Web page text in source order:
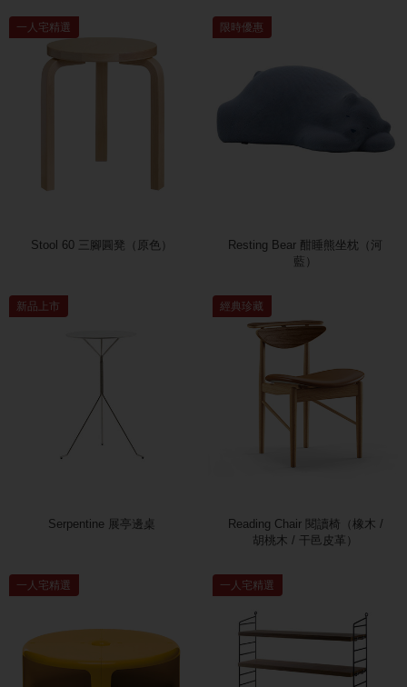
一人宅精選
Stool 60 三腳圓凳（原色）
限時優惠
Resting Bear 酣睡熊坐枕（河
藍）
新品上市
Serpentine 展亭邊桌
經典珍藏
Reading Chair 閱讀椅（橡木 /
胡桃木 / 干邑皮革）
一人宅精選 一人宅精選